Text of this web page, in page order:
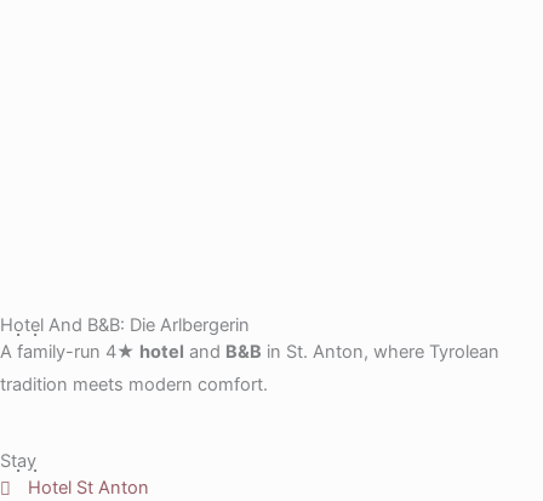
Hotel And B&B: Die Arlbergerin
A family-run 4★ hotel and B&B in St. Anton, where Tyrolean
tradition meets modern comfort.
Stay
Hotel St Anton